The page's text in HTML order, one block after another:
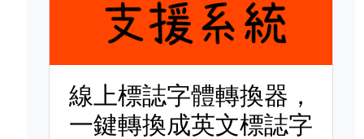
線上標誌字體轉換器，
一鍵轉換成英文標誌字